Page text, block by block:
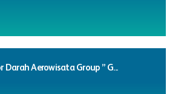
Darah Aerowisata Group ” G...